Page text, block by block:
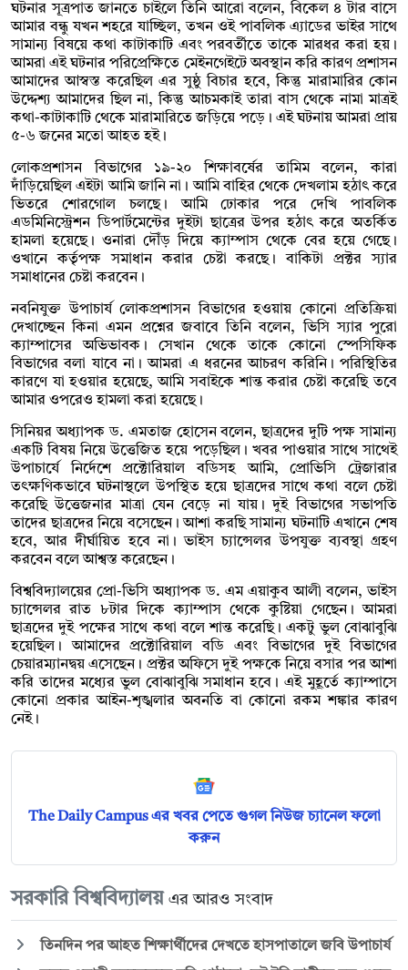
ঘটনার সূত্রপাত জানতে চাইলে তিনি আরো বলেন, বিকেল ৪ টার বাসে
আমার বন্ধু যখন শহরে যাচ্ছিল, তখন ওই পাবলিক এ্যাডের ভাইর সাথে
সামান্য বিষয়ে কথা কাটাকাটি এবং পরবর্তীতে তাকে মারধর করা হয়।
আমরা এই ঘটনার পরিপ্রেক্ষিতে মেইনগেইটে অবস্থান করি কারণ প্রশাসন
আমাদের আস্বস্ত করেছিল এর সুষ্ঠু বিচার হবে, কিন্তু মারামারির কোন
উদ্দেশ্য আমাদের ছিল না, কিন্তু আচমকাই তারা বাস থেকে নামা মাত্রই
কথা-কাটাকাটি থেকে মারামারিতে জড়িয়ে পড়ে। এই ঘটনায় আমরা প্রায়
৫-৬ জনের মতো আহত হই।
লোকপ্রশাসন বিভাগের ১৯-২০ শিক্ষাবর্ষের তামিম বলেন, কারা
দাঁড়িয়েছিল এইটা আমি জানি না। আমি বাহির থেকে দেখলাম হঠাৎ করে
ভিতরে শোরগোল চলছে। আমি ঢোকার পরে দেখি পাবলিক
এডমিনিস্ট্রেশন ডিপার্টমেন্টের দুইটা ছাত্রের উপর হঠাৎ করে অতর্কিত
হামলা হয়েছে। ওনারা দৌঁড় দিয়ে ক্যাম্পাস থেকে বের হয়ে গেছে।
ওখানে কর্তৃপক্ষ সমাধান করার চেষ্টা করছে। বাকিটা প্রক্টর স্যার
সমাধানের চেষ্টা করবেন।
নবনিযুক্ত উপাচার্য লোকপ্রশাসন বিভাগের হওয়ায় কোনো প্রতিক্রিয়া
দেখাচ্ছেন কিনা এমন প্রশ্নের জবাবে তিনি বলেন, ভিসি স্যার পুরো
ক্যাম্পাসের অভিভাবক। সেখান থেকে তাকে কোনো স্পেসিফিক
বিভাগের বলা যাবে না। আমরা এ ধরনের আচরণ করিনি। পরিস্থিতির
কারণে যা হওয়ার হয়েছে, আমি সবাইকে শান্ত করার চেষ্টা করেছি তবে
আমার ওপরেও হামলা করা হয়েছে।
সিনিয়র অধ্যাপক ড. এমতাজ হোসেন বলেন, ছাত্রদের দুটি পক্ষ সামান্য
একটি বিষয় নিয়ে উত্তেজিত হয়ে পড়েছিল। খবর পাওয়ার সাথে সাথেই
উপাচার্যে নির্দেশে প্রক্টোরিয়াল বডিসহ আমি, প্রোভিসি ট্রেজারার
তৎক্ষণিকভাবে ঘটনাস্থলে উপস্থিত হয়ে ছাত্রদের সাথে কথা বলে চেষ্টা
করেছি উত্তেজনার মাত্রা যেন বেড়ে না যায়। দুই বিভাগের সভাপতি
তাদের ছাত্রদের নিয়ে বসেছেন। আশা করছি সামান্য ঘটনাটি এখানে শেষ
হবে, আর দীর্ঘায়িত হবে না। ভাইস চ্যান্সেলর উপযুক্ত ব্যবস্থা গ্রহণ
করবেন বলে আশ্বস্ত করেছেন।
বিশ্ববিদ্যালয়ের প্রো-ভিসি অধ্যাপক ড. এম এয়াকুব আলী বলেন, ভাইস
চ্যান্সেলর রাত ৮টার দিকে ক্যাম্পাস থেকে কুষ্টিয়া গেছেন। আমরা
ছাত্রদের দুই পক্ষের সাথে কথা বলে শান্ত করেছি। একটু ভুল বোঝাবুঝি
হয়েছিল। আমাদের প্রক্টোরিয়াল বডি এবং বিভাগের দুই বিভাগের
চেয়ারম্যানদ্বয় এসেছেন। প্রক্টর অফিসে দুই পক্ষকে নিয়ে বসার পর আশা
করি তাদের মধ্যের ভুল বোঝাবুঝি সমাধান হবে। এই মুহূর্তে ক্যাম্পাসে
কোনো প্রকার আইন-শৃঙ্খলার অবনতি বা কোনো রকম শঙ্কার কারণ
নেই।
The Daily Campus এর খবর পেতে গুগল নিউজ চ্যানেল ফলো
করুন
সরকারি বিশ্ববিদ্যালয় এর আরও সংবাদ
তিনদিন পর আহত শিক্ষার্থীদের দেখতে হাসপাতালে জবি উপাচার্য